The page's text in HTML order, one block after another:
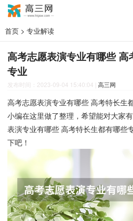
首页 > 专业解读
高考志愿表演专业有哪些 高
专业
发布时间：2023-09-04 15:40:04 | 高三网
高考志愿表演专业有哪些 高考特长生
小编在这里做了整理，希望能对大家
表演专业有哪些 高考特长生都有哪些
下吧！